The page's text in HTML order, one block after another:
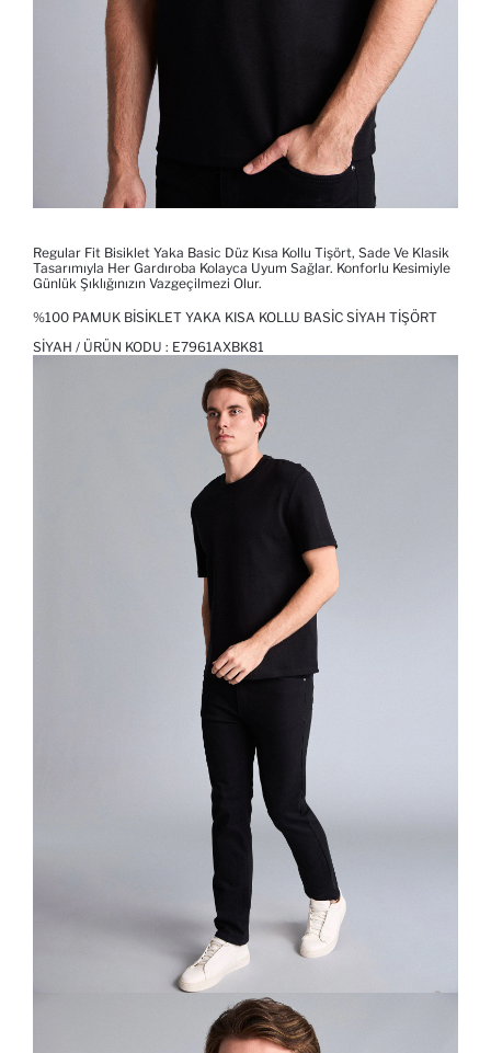
Regular Fit Bisiklet Yaka Basic Düz Kısa Kollu Tişört, Sade Ve Klasik
Tasarımıyla Her Gardıroba Kolayca Uyum Sağlar. Konforlu Kesimiyle
Günlük Şıklığınızın Vazgeçilmezi Olur.
%100 PAMUK BISIKLET YAKA KISA KOLLU BASIC SIYAH TIŞÖRT
SIYAH / ÜRÜN KODU : E7961AXBK81